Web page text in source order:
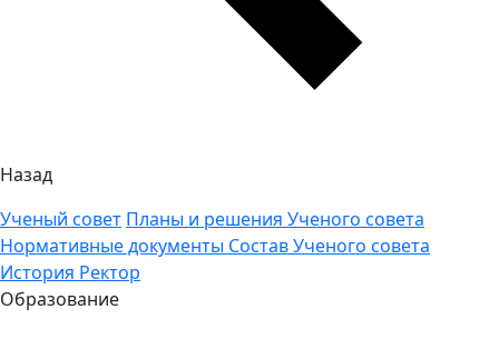
Назад
Ученый совет Планы и решения Ученого совета
Нормативные документы Состав Ученого совета
История Ректор
Образование